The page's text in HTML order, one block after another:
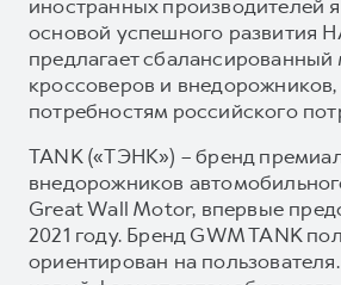
иностранных производителей
основой успешного развития
предлагает
кроссоверов и
потребностям российского
TANK («ТЭНК») – бренд
внедорожников
Great Wall Motor, впервые
2021 году. Бренд GWM TANK
ориентирован на